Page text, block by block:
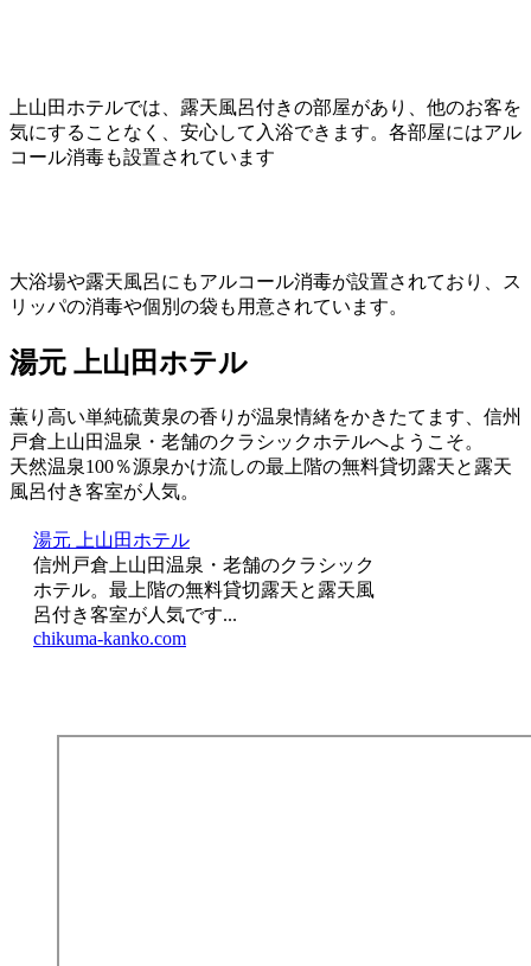
上山田ホテルでは、露天風呂付きの部屋があり、他のお客を
気にすることなく、安心して入浴できます。各部屋にはアル
コール消毒も設置されています
大浴場や露天風呂にもアルコール消毒が設置されており、ス
リッパの消毒や個別の袋も用意されています。
湯元 上山田ホテル
薫り高い単純硫黄泉の香りが温泉情緒をかきたてます、信州
戸倉上山田温泉・老舗のクラシックホテルへようこそ。
天然温泉100％源泉かけ流しの最上階の無料貸切露天と露天
風呂付き客室が人気。
湯元 上山田ホテル
信州戸倉上山田温泉・老舗のクラシック
ホテル。最上階の無料貸切露天と露天風
呂付き客室が人気です...
chikuma-kanko.com